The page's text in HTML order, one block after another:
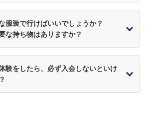
服装で行けばいいでしょうか？
な持ち物はありますか？
験をしたら、必ず入会しないといけ